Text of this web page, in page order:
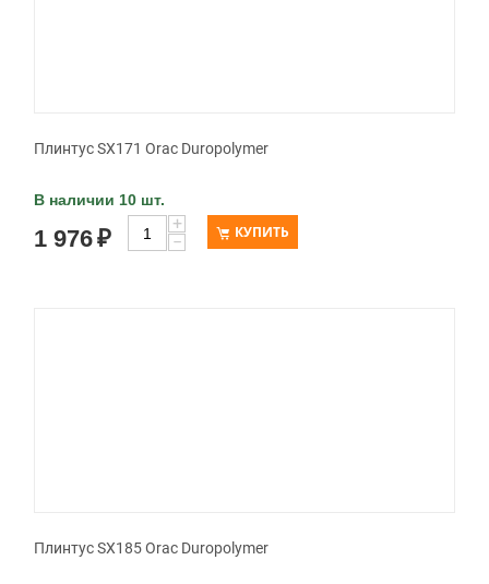
Плинтус SX171 Orac Duropolymer
В наличии 10 шт.
1 976₽
+
−
КУПИТЬ
Плинтус SX185 Orac Duropolymer